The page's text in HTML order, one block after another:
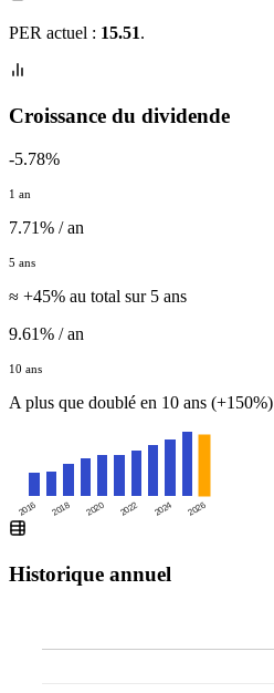
PER actuel : 15.51.
Croissance du dividende
-5.78%
1 an
7.71% / an
5 ans
≈ +45% au total sur 5 ans
9.61% / an
10 ans
A plus que doublé en 10 ans (+150%)
2016 2018 2020 2022 2024 2026
Historique annuel